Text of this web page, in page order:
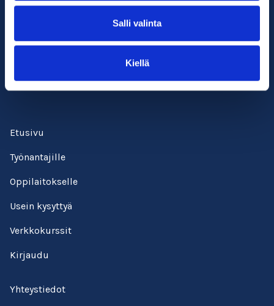
Salli valinta
Kiellä
Suomen ympäristöopisto SYKLI
00240 Helsinki
kadenjalki@sykli.fi
Etusivu
Työnantajille
Oppilaitokselle
Usein kysyttyä
Verkkokurssit
Kirjaudu
Yhteystiedot